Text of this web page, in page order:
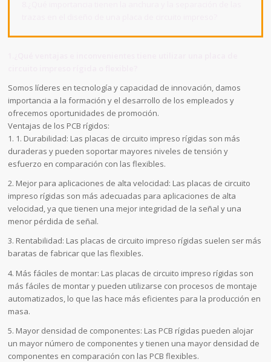
Somos líderes en tecnología y capacidad de innovación, damos
importancia a la formación y el desarrollo de los empleados y
ofrecemos oportunidades de promoción.
Ventajas de los PCB rígidos:
1. 1. Durabilidad: Las placas de circuito impreso rígidas son más
duraderas y pueden soportar mayores niveles de tensión y
esfuerzo en comparación con las flexibles.
2. Mejor para aplicaciones de alta velocidad: Las placas de circuito
impreso rígidas son más adecuadas para aplicaciones de alta
velocidad, ya que tienen una mejor integridad de la señal y una
menor pérdida de señal.
3. Rentabilidad: Las placas de circuito impreso rígidas suelen ser más
baratas de fabricar que las flexibles.
4. Más fáciles de montar: Las placas de circuito impreso rígidas son
más fáciles de montar y pueden utilizarse con procesos de montaje
automatizados, lo que las hace más eficientes para la producción en
masa.
5. Mayor densidad de componentes: Las PCB rígidas pueden alojar
un mayor número de componentes y tienen una mayor densidad de
componentes en comparación con las PCB flexibles.